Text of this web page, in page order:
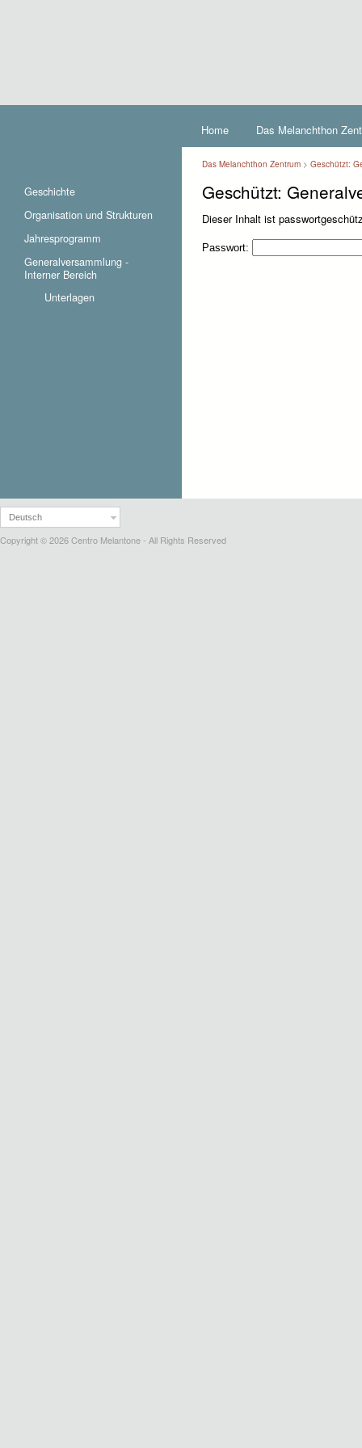
Home Das Melanchthon
Geschichte
Organisation und Strukturen
Jahresprogramm
Generalversammlung -
Interner Bereich
Unterlagen
Das Melanchthon Zentrum > Geschützt:
Geschützt:
Dieser Inhalt ist
Passwort:
Deutsch
Copyright © 2026 Centro Melantone - All Rights Reserved